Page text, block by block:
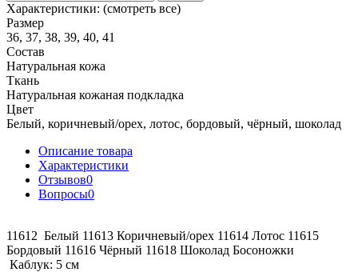
Характеристики: (смотреть все)
Размер
36, 37, 38, 39, 40, 41
Состав
Натуральная кожа
Ткань
Натуральная кожаная подкладка
Цвет
Белый, коричневый/орех, лотос, бордовый, чёрный, шоколад
Описание товара
Характеристики
Отзывов0
Вопросы0
11612 Белый 11613 Коричневый/орех 11614 Лотос 11615
Бордовый 11616 Чёрный 11618 Шоколад Босоножки
Каблук: 5 см